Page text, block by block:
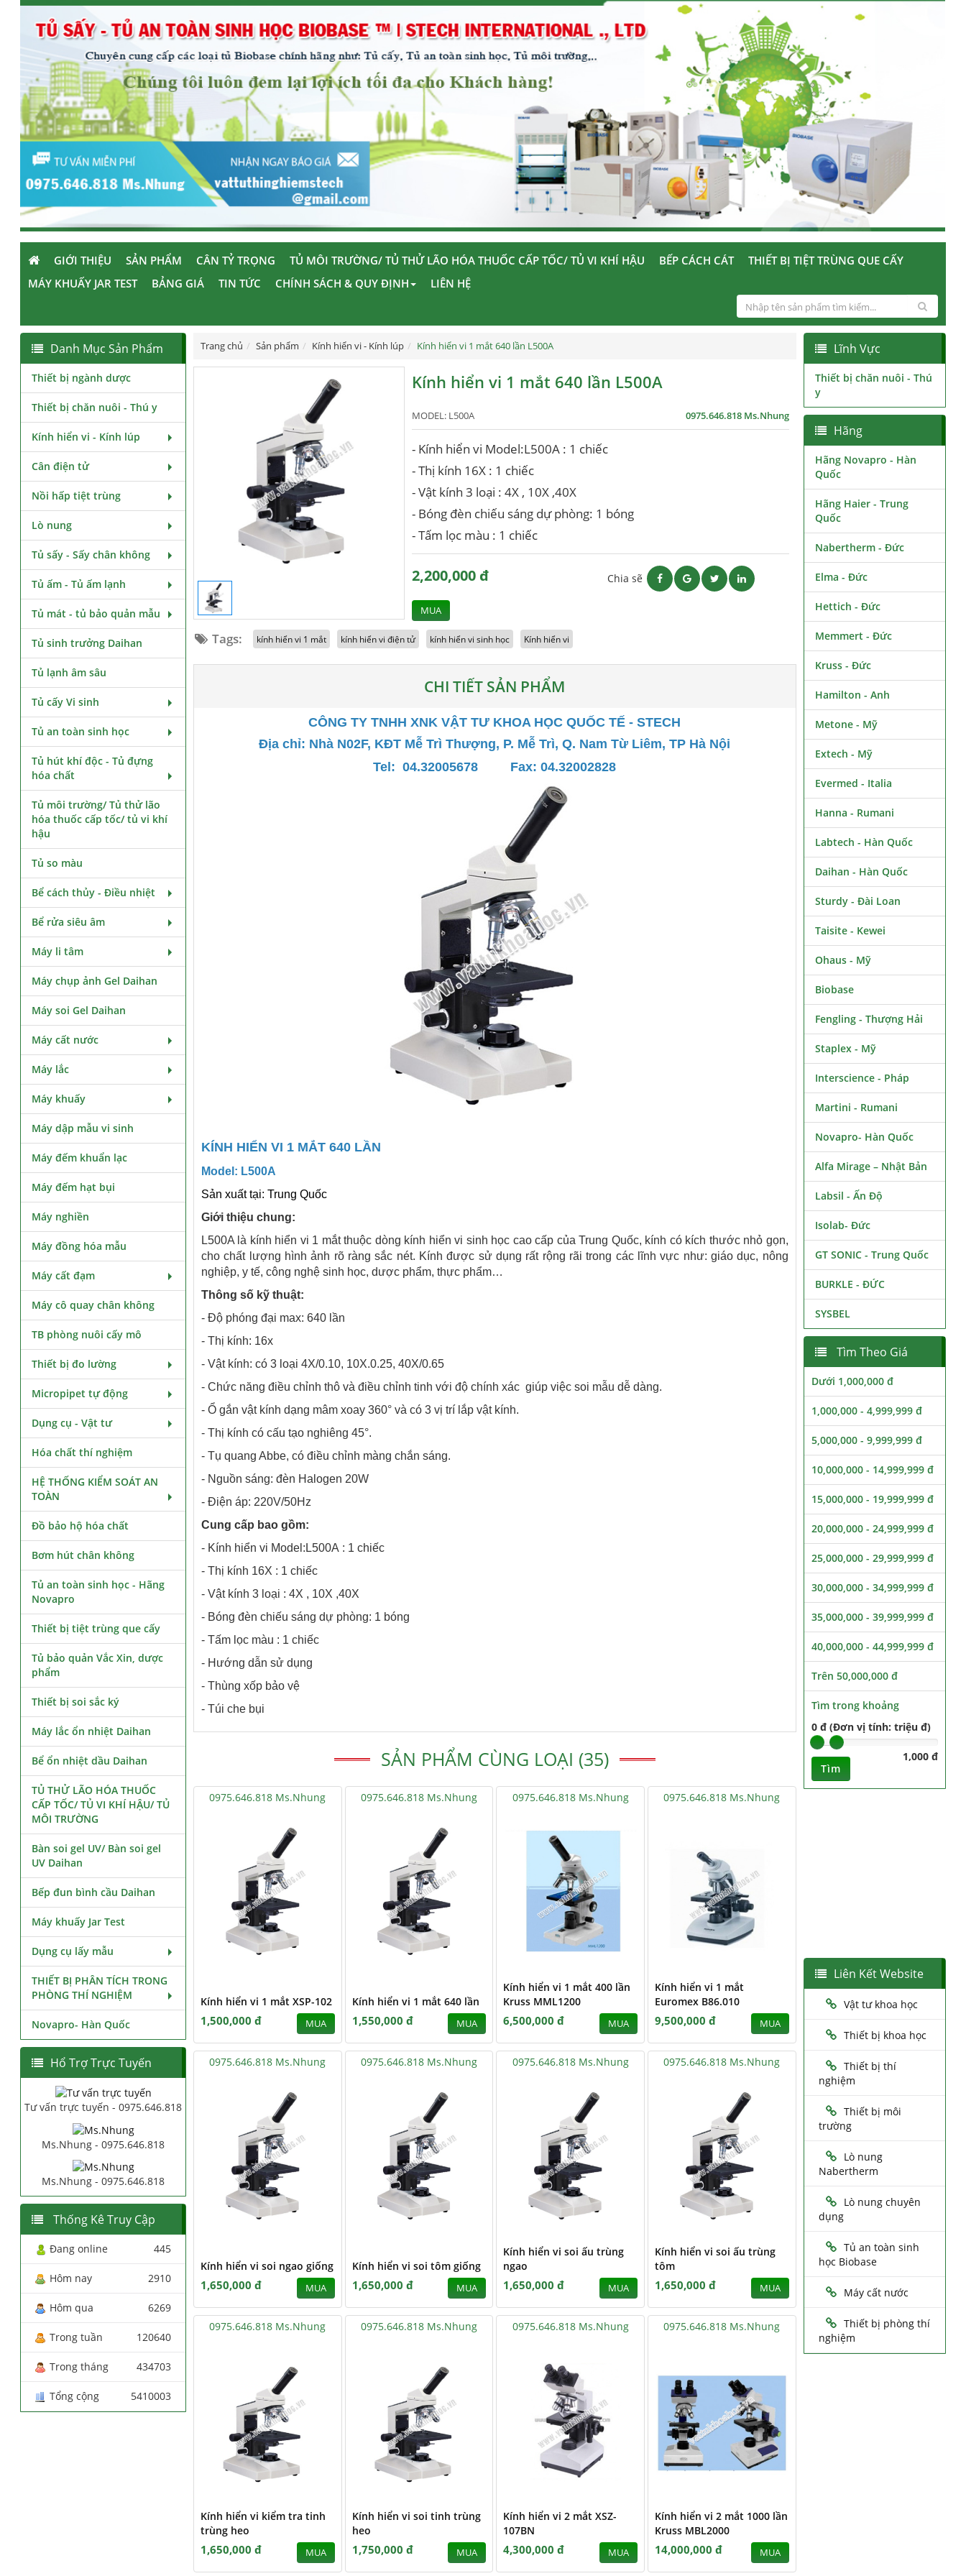
GIỚI THIỆU SẢN PHẨM CÂN TỶ TRỌNG TỦ MÔI TRƯỜNG/ TỦ THỬ LÃO HÓA THUỐC CẤP TỐC/ TỦ VI KHÍ HẬU BẾP CÁCH CÁT
THIẾT BỊ TIỆT TRÙNG QUE CẤY
MÁY KHUẤY JAR TEST
BẢNG GIÁ TIN TỨC CHÍNH SÁCH & QUY ĐỊNH LIÊN HỆ
Trang chủ Sản phẩm Kính hiển vi - Kính lúp Kính hiển vi 1 mắt 640 lần L500A
Kính hiển vi 1 mắt 640 lần L500A
MODEL: L500A 0975.646.818 Ms.Nhung
- Kính hiển vi Model:L500A : 1 chiếc
- Thị kính 16X : 1 chiếc
- Vật kính 3 loại : 4X , 10X ,40X
- Bóng đèn chiếu sáng dự phòng: 1 bóng
- Tấm lọc màu : 1 chiếc
2,200,000 đ
MUA
Chia sẽ
Tags: kính hiển vi 1 mắt kính hiển vi điện tử kính hiển vi sinh học Kính hiển vi
CHI TIẾT SẢN PHẨM
CÔNG TY TNHH XNK VẬT TƯ KHOA HỌC QUỐC TẾ - STECH
Địa chỉ: Nhà N02F, KĐT Mễ Trì Thượng, P. Mễ Trì, Q. Nam Từ Liêm, TP Hà Nội
Tel: 04.32005678 Fax: 04.32002828
KÍNH HIỂN VI 1 MẮT 640 LẦN
Model: L500A
Sản xuất tại: Trung Quốc
Giới thiệu chung:
L500A là kính hiển vi 1 mắt thuộc dòng kính hiển vi sinh học cao cấp của Trung Quốc, kính có kích thước nhỏ gọn,
cho chất lượng hình ảnh rõ ràng sắc nét. Kính được sử dụng rất rộng rãi trong các lĩnh vực như: giáo dục, nông
nghiệp, y tế, công nghệ sinh học, dược phẩm, thực phẩm…
Thông số kỹ thuật:
- Độ phóng đại max: 640 lần
- Thị kính: 16x
- Vật kính: có 3 loại 4X/0.10, 10X.0.25, 40X/0.65
- Chức năng điều chỉnh thô và điều chỉnh tinh với độ chính xác giúp việc soi mẫu dễ dàng.
- Ổ gắn vật kính dạng mâm xoay 360° và có 3 vị trí lắp vật kính.
- Thị kính có cấu tạo nghiêng 45°.
- Tụ quang Abbe, có điều chỉnh màng chắn sáng.
- Nguồn sáng: đèn Halogen 20W
- Điện áp: 220V/50Hz
Cung cấp bao gồm:
- Kính hiển vi Model:L500A : 1 chiếc
- Thị kính 16X : 1 chiếc
- Vật kính 3 loại : 4X , 10X ,40X
- Bóng đèn chiếu sáng dự phòng: 1 bóng
- Tấm lọc màu : 1 chiếc
- Hướng dẫn sử dụng
- Thùng xốp bảo vệ
- Túi che bụi
SẢN PHẨM CÙNG LOẠI (35)
0975.646.818 Ms.Nhung
Kính hiển vi 1 mắt XSP-102
1,500,000 đ MUA
0975.646.818 Ms.Nhung
Kính hiển vi 1 mắt 640 lần
1,550,000 đ MUA
0975.646.818 Ms.Nhung
Kính hiển vi 1 mắt 400 lần
Kruss MML1200
6,500,000 đ MUA
0975.646.818 Ms.Nhung
Kính hiển vi 1 mắt
Euromex B86.010
9,500,000 đ MUA
0975.646.818 Ms.Nhung
Kính hiển vi soi ngao giống
1,650,000 đ MUA
0975.646.818 Ms.Nhung
Kính hiển vi soi tôm giống
1,650,000 đ MUA
0975.646.818 Ms.Nhung
Kính hiển vi soi ấu trùng
ngao
1,650,000 đ MUA
0975.646.818 Ms.Nhung
Kính hiển vi soi ấu trùng
tôm
1,650,000 đ MUA
0975.646.818 Ms.Nhung
Kính hiển vi kiểm tra tinh
trùng heo
1,650,000 đ MUA
0975.646.818 Ms.Nhung
Kính hiển vi soi tinh trùng
heo
1,750,000 đ MUA
0975.646.818 Ms.Nhung
Kính hiển vi 2 mắt XSZ-
107BN
4,300,000 đ MUA
0975.646.818 Ms.Nhung
Kính hiển vi 2 mắt 1000 lần
Kruss MBL2000
14,000,000 đ MUA
Danh Mục Sản Phẩm
Thiết bị ngành dược
Thiết bị chăn nuôi - Thú y
Kính hiển vi - Kính lúp
Cân điện tử
Nồi hấp tiệt trùng
Lò nung
Tủ sấy - Sấy chân không
Tủ ấm - Tủ ấm lạnh
Tủ mát - tủ bảo quản mẫu
Tủ sinh trưởng Daihan
Tủ lạnh âm sâu
Tủ cấy Vi sinh
Tủ an toàn sinh học
Tủ hút khí độc - Tủ đựng
hóa chất
Tủ môi trường/ Tủ thử lão
hóa thuốc cấp tốc/ tủ vi khí
hậu
Tủ so màu
Bể cách thủy - Điều nhiệt
Bể rửa siêu âm
Máy li tâm
Máy chụp ảnh Gel Daihan
Máy soi Gel Daihan
Máy cất nước
Máy lắc
Máy khuấy
Máy dập mẫu vi sinh
Máy đếm khuẩn lạc
Máy đếm hạt bụi
Máy nghiền
Máy đồng hóa mẫu
Máy cất đạm
Máy cô quay chân không
TB phòng nuôi cấy mô
Thiết bị đo lường
Micropipet tự động
Dụng cụ - Vật tư
Hóa chất thí nghiệm
HỆ THỐNG KIỂM SOÁT AN
TOÀN
Đồ bảo hộ hóa chất
Bơm hút chân không
Tủ an toàn sinh học - Hãng
Novapro
Thiết bị tiệt trùng que cấy
Tủ bảo quản Vắc Xin, dược
phẩm
Thiết bị soi sắc ký
Máy lắc ổn nhiệt Daihan
Bể ổn nhiệt dầu Daihan
TỦ THỬ LÃO HÓA THUỐC
CẤP TỐC/ TỦ VI KHÍ HẬU/ TỦ
MÔI TRƯỜNG
Bàn soi gel UV/ Bàn soi gel
UV Daihan
Bếp đun bình cầu Daihan
Máy khuấy Jar Test
Dụng cụ lấy mẫu
THIẾT BỊ PHÂN TÍCH TRONG
PHÒNG THÍ NGHIỆM
Novapro- Hàn Quốc
Hổ Trợ Trực Tuyến
Tư vấn trực tuyến - 0975.646.818
Ms.Nhung - 0975.646.818
Ms.Nhung - 0975.646.818
Thống Kê Truy Cập
Đang online 445
Hôm nay 2910
Hôm qua 6269
Trong tuần 120640
Trong tháng 434703
Tổng cộng 5410003
Lĩnh Vực
Thiết bị chăn nuôi - Thú
y
Hãng
Hãng Novapro - Hàn
Quốc
Hãng Haier - Trung
Quốc
Nabertherm - Đức
Elma - Đức
Hettich - Đức
Memmert - Đức
Kruss - Đức
Hamilton - Anh
Metone - Mỹ
Extech - Mỹ
Evermed - Italia
Hanna - Rumani
Labtech - Hàn Quốc
Daihan - Hàn Quốc
Sturdy - Đài Loan
Taisite - Kewei
Ohaus - Mỹ
Biobase
Fengling - Thượng Hải
Staplex - Mỹ
Interscience - Pháp
Martini - Rumani
Novapro- Hàn Quốc
Alfa Mirage – Nhật Bản
Labsil - Ấn Độ
Isolab- Đức
GT SONIC - Trung Quốc
BURKLE - ĐỨC
SYSBEL
Tìm Theo Giá
Dưới 1,000,000 đ
1,000,000 - 4,999,999 đ
5,000,000 - 9,999,999 đ
10,000,000 - 14,999,999 đ
15,000,000 - 19,999,999 đ
20,000,000 - 24,999,999 đ
25,000,000 - 29,999,999 đ
30,000,000 - 34,999,999 đ
35,000,000 - 39,999,999 đ
40,000,000 - 44,999,999 đ
Trên 50,000,000 đ
Tìm trong khoảng
0 đ (Đơn vị tính: triệu đ)
1,000 đ
Tìm
Liên Kết Website
Vật tư khoa học
Thiết bị khoa học
Thiết bị thí
nghiệm
Thiết bị môi
trường
Lò nung
Nabertherm
Lò nung chuyên
dụng
Tủ an toàn sinh
học Biobase
Máy cất nước
Thiết bị phòng thí
nghiệm